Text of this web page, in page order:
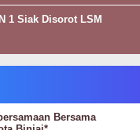
1 Siak Disorot LSM
Bersama